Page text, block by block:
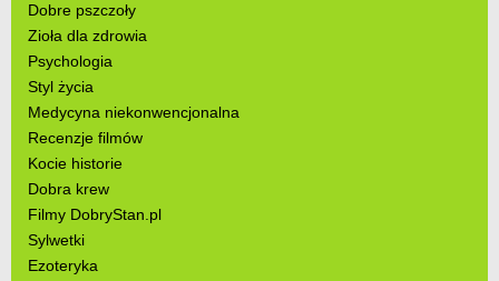
Dobre pszczoły
Zioła dla zdrowia
Psychologia
Styl życia
Medycyna niekonwencjonalna
Recenzje filmów
Kocie historie
Dobra krew
Filmy DobryStan.pl
Sylwetki
Ezoteryka